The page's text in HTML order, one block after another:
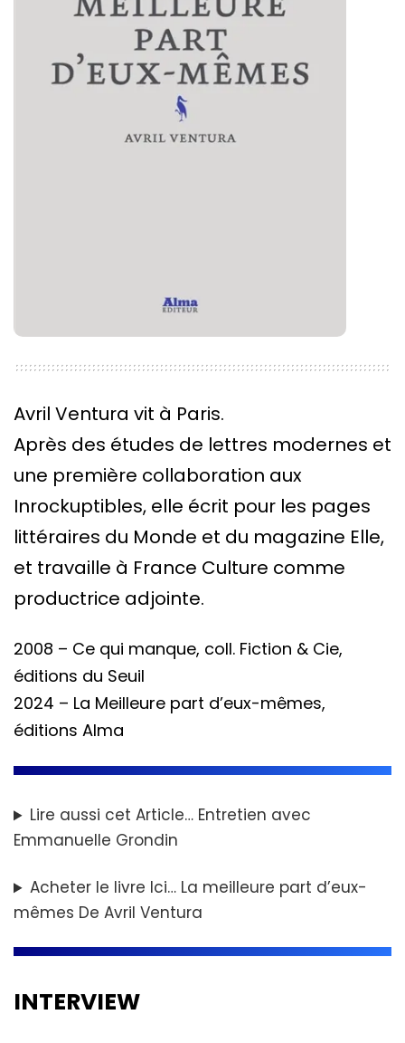
Avril Ventura vit à Paris.
Après des études de lettres modernes et
une première collaboration aux
Inrockuptibles, elle écrit pour les pages
littéraires du Monde et du magazine Elle,
et travaille à France Culture comme
productrice adjointe.
2008 – Ce qui manque, coll. Fiction & Cie,
éditions du Seuil
2024 – La Meilleure part d’eux-mêmes,
éditions Alma
Lire aussi cet Article… Entretien avec
Emmanuelle Grondin
Acheter le livre Ici… La meilleure part d’eux-
mêmes De Avril Ventura
INTERVIEW